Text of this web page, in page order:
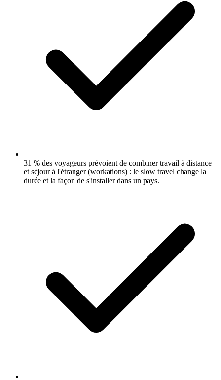
31 % des voyageurs prévoient de combiner travail à distance
et séjour à l'étranger (workations) : le slow travel change la
durée et la façon de s'installer dans un pays.